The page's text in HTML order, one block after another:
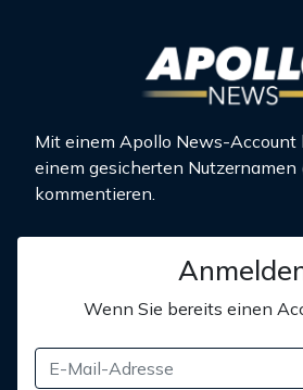
Mit einem Apollo News-Account
einem gesicherten Nutzernamen
kommentieren.
Wenn Sie bereits einen